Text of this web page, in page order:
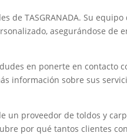
de TASGRANADA. Su
asegurándose de
en ponerte en contacto
información sobre sus
un proveedor de toldos y
por qué tantos clientes